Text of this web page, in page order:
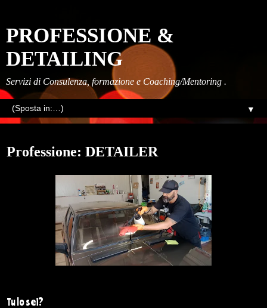
PROFESSIONE &
DETAILING
Servizi di Consulenza, formazione e Coaching/Mentoring .
▼
Professione: DETAILER
Tu lo sei?